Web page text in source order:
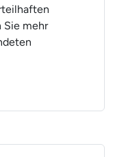
Sie mehr